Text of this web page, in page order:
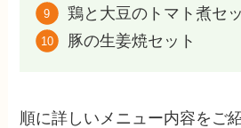
鶏と大豆のトマト煮セ
豚の生姜焼セット
順に詳しいメニュー内容をご